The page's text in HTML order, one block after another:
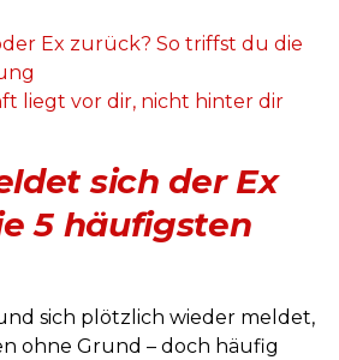
Ex zurück? So triffst du die
liegt vor dir, nicht hinter dir
sich der Ex
5 häufigsten
sich plötzlich wieder meldet,
ohne Grund – doch häufig